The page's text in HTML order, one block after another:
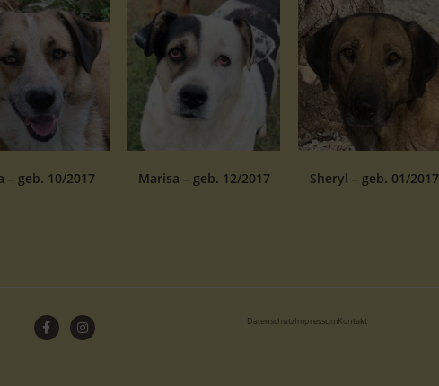
– geb. 10/2017 Marisa – geb. 12/2017 Sheryl – geb. 01/2017
DatenschutzImpressumKontakt